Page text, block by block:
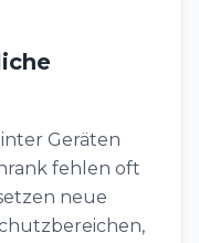
Geräten
fehlen oft
neue